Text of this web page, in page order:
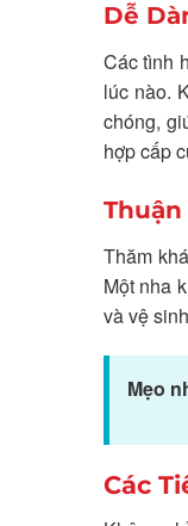
Dễ
Các tình
lúc nào.
chóng,
hợp cấp
Thăm
Một nha
và vệ
Mẹo
Các